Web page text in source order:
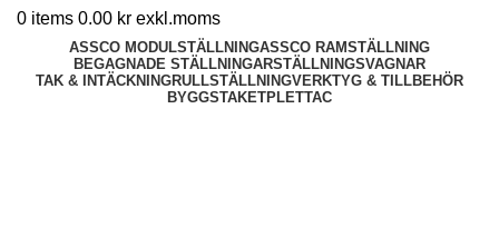
0 items 0.00 kr
ASSCO MODULSTÄLLNINGASSCO RAMSTÄLLNING
BEGAGNADE STÄLLNINGARSTÄLLNINGSVAGNAR
TAK & INTÄCKNINGRULLSTÄLLNINGVERKTYG & TILLBEHÖR
BYGGSTAKETPLETTAC